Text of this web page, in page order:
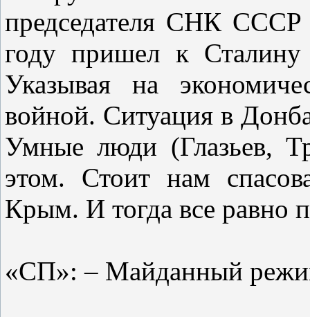
председателя СНК СССР
году пришел к Сталину
Указывая на
войной. Ситуация в
Умные люди (Глазьев,
этом. Стоит нам
Крым. И тогда все равно
«СП»: – Майданный